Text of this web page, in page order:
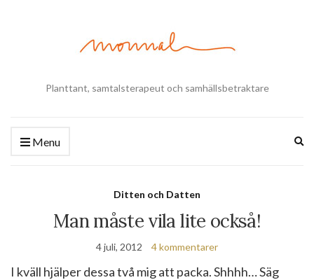
Planttant, samtalsterapeut och samhällsbetraktare
Menu
Ditten och Datten
Man måste vila lite också!
4 juli, 2012 4 kommentarer
I kväll hjälper dessa två mig att packa. Shhhh… Säg